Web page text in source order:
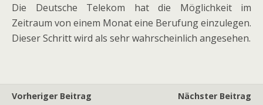
Die Deutsche Telekom hat die Möglichkeit im
Zeitraum von einem Monat eine Berufung einzulegen.
Dieser Schritt wird als sehr wahrscheinlich angesehen.
Vorheriger Beitrag
Nächster Beitrag